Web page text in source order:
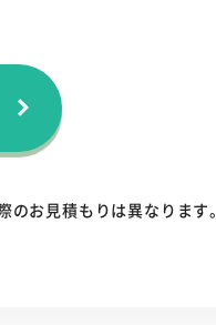
お見積もりは異なります。